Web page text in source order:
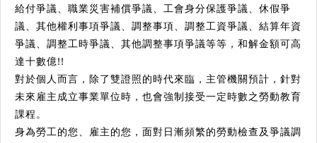
給付爭議、職業災害補償爭議、工會身分保護爭議、休假爭
議、其他權利事項爭議、調整事項、調整工資爭議、結算年資
爭議、調整工時爭議、其他調整事項爭議等等，和解金額可高
達十數億!!
對於個人而言，除了雙證照的時代來臨，主管機關預計，針對
未來雇主成立事業單位時，也會強制接受一定時數之勞動教育
課程。
身為勞工的您、雇主的您，面對日漸頻繁的勞動檢查及爭議調